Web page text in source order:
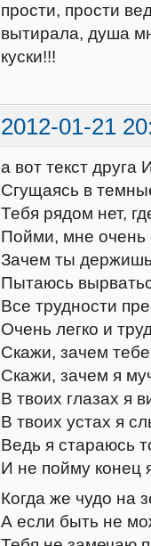
прости, прости
вытирала, душа
куски!!!
2012-01-21
а вот текст друга
Сгущаясь в
Тебя рядом нет,
Пойми, мне очень
Зачем ты
Пытаюсь
Все трудности
Очень легко и
Скажи, зачем
Скажи, зачем я
В твоих глазах я
В твоих устах я
Ведь я стараюсь
И не пойму конец
Когда же чудо на
А если быть не